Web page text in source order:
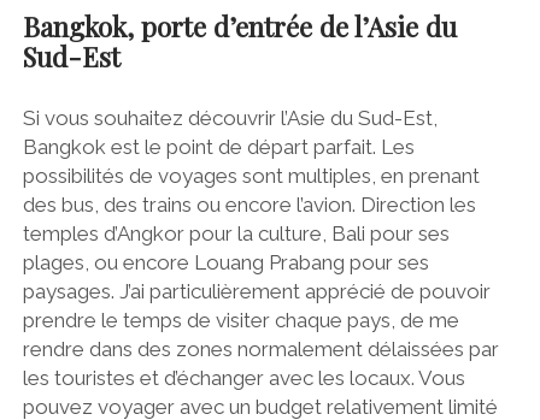
Bangkok, porte d’entrée de l’Asie du
Sud-Est
Si vous souhaitez découvrir l’Asie du Sud-Est,
Bangkok est le point de départ parfait. Les
possibilités de voyages sont multiples, en prenant
des bus, des trains ou encore l’avion. Direction les
temples d’Angkor pour la culture, Bali pour ses
plages, ou encore Louang Prabang pour ses
paysages. J’ai particulièrement apprécié de pouvoir
prendre le temps de visiter chaque pays, de me
rendre dans des zones normalement délaissées par
les touristes et d’échanger avec les locaux. Vous
pouvez voyager avec un budget relativement limité